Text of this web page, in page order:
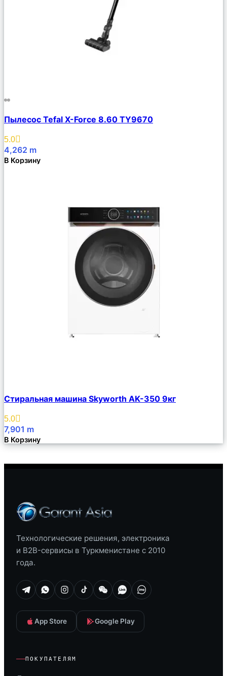
Описание
Избранное
Пылесос Tefal X-Force 8.60 TY9670
5.0
4,262 m
В Корзину
Описание
Избранное
Стиральная машина Skyworth AK-350 9кг
5.0
7,901 m
В Корзину
Технологические решения, электроника
и B2B-сервисы в Туркменистане с 2010
года.
App Store Google Play
ПОКУПАТЕЛЯМ